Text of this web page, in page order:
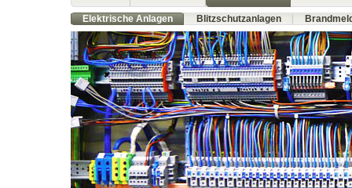
Elektrische Anlagen Blitzschutzanlagen